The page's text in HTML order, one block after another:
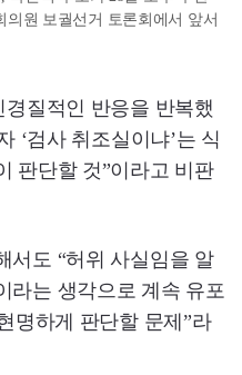
의원 보궐선거 토론회에서 앞서
질적인 반응을 반복했
‘검사 취조실이냐’는 식
판단할 것”이라고 비판
서도 “허위 사실임을 알
라는 생각으로 계속 유포
명하게 판단할 문제”라